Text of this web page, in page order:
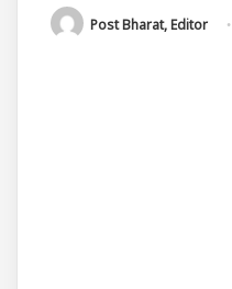
Post Bharat, Editor